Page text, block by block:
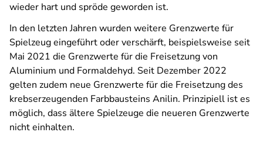
wieder hart und spröde geworden ist.
In den letzten Jahren wurden weitere Grenzwerte für
Spielzeug eingeführt oder verschärft, beispielsweise seit
Mai 2021 die Grenzwerte für die Freisetzung von
Aluminium und Formaldehyd. Seit Dezember 2022
gelten zudem neue Grenzwerte für die Freisetzung des
krebserzeugenden Farbbausteins Anilin. Prinzipiell ist es
möglich, dass ältere Spielzeuge die neueren Grenzwerte
nicht einhalten.